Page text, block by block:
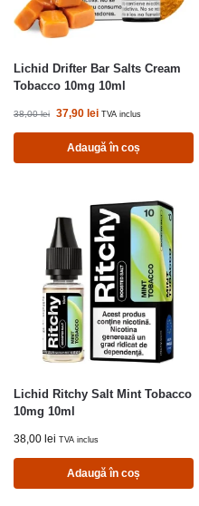
Lichid Drifter Bar Salts Cream
Tobacco 10mg 10ml
38,00lei 37,90 lei TVA inclus
Adaugă în coș
Lichid Ritchy Salt Mint Tobacco
10mg 10ml
38,00 lei TVA inclus
Adaugă în coș